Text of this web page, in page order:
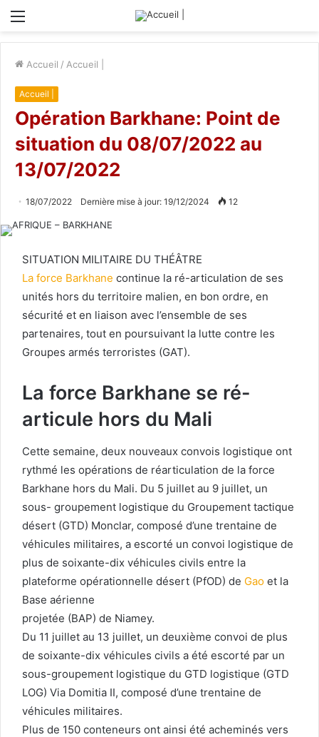
Menu
Accueil / Accueil |
Accueil |
Opération Barkhane: Point de
situation du 08/07/2022 au
13/07/2022
18/07/2022 Dernière mise à jour: 19/12/2024 12
SITUATION MILITAIRE DU THÉÂTRE
La force Barkhane continue la ré-articulation de ses
unités hors du territoire malien, en bon ordre, en
sécurité et en liaison avec l’ensemble de ses
partenaires, tout en poursuivant la lutte contre les
Groupes armés terroristes (GAT).
La force Barkhane se ré-
articule hors du Mali
Cette semaine, deux nouveaux convois logistique ont
rythmé les opérations de réarticulation de la force
Barkhane hors du Mali. Du 5 juillet au 9 juillet, un
sous- groupement logistique du Groupement tactique
désert (GTD) Monclar, composé d’une trentaine de
véhicules militaires, a escorté un convoi logistique de
plus de soixante-dix véhicules civils entre la
plateforme opérationnelle désert (PfOD) de Gao et la
Base aérienne
projetée (BAP) de Niamey.
Du 11 juillet au 13 juillet, un deuxième convoi de plus
de soixante-dix véhicules civils a été escorté par un
sous-groupement logistique du GTD logistique (GTD
LOG) Via Domitia II, composé d’une trentaine de
véhicules militaires.
Plus de 150 conteneurs ont ainsi été acheminés vers